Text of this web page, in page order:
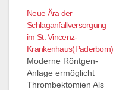
Neue Ära der
Schlaganfallversorgung
im St. Vincenz-
Krankenhaus(Paderborn)
Moderne Röntgen-
Anlage ermöglicht
Thrombektomien Als